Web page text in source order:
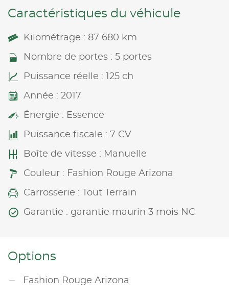
Caractéristiques du véhicule
Kilométrage : 87 680 km
Nombre de portes : 5 portes
Puissance réelle : 125 ch
Année : 2017
Énergie : Essence
Puissance fiscale : 7 CV
Boîte de vitesse : Manuelle
Couleur : Fashion Rouge Arizona
Carrosserie : Tout Terrain
Garantie : garantie maurin 3 mois NC
Options
Fashion Rouge Arizona